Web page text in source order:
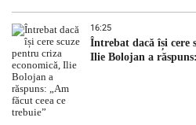
16:25
Întrebat dacă își cere
Ilie Bolojan a